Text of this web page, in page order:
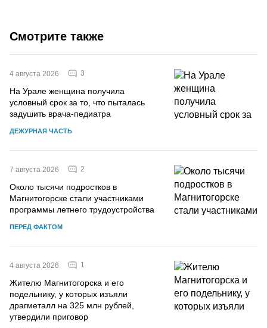
Смотрите также
4 августа 2026 3
На Урале женщина получила
условный срок за то, что пыталась
задушить врача-педиатра
ДЕЖУРНАЯ ЧАСТЬ
7 августа 2026 2
Около тысячи подростков в
Магнитогорске стали участниками
программы летнего трудоустройства
ПЕРЕД ФАКТОМ
4 августа 2026 1
Жителю Магнитогорска и его
подельнику, у которых изъяли
драгметалл на 325 млн рублей,
утвердили приговор